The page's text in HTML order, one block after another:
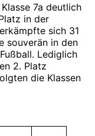
7a deutlich
in der
sich 31
souverän in den
Lediglich
2. Platz
die Klassen